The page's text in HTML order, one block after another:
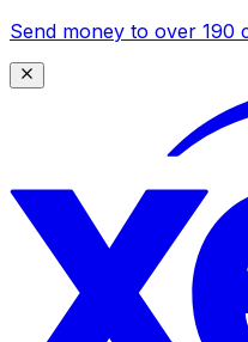
Send money to over 190